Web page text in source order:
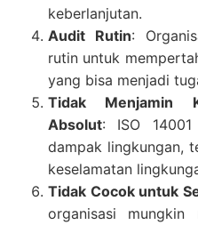
keberlanjutan.
Audit Rutin:
rutin untuk
yang bisa menjadi
Tidak Menjamin
Absolut: ISO 14001
dampak lingkungan,
keselamatan
Tidak Cocok untuk
organisasi mungkin